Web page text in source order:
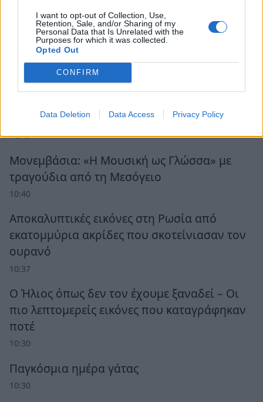
I want to opt-out of Collection, Use,
Retention, Sale, and/or Sharing of my
Personal Data that Is Unrelated with the
Purposes for which it was collected.
Opted Out
CONFIRM
Data Deletion Data Access Privacy Policy
Ροή Ειδήσεων
Το «κριντζ» και πώς να το αποφύγετε
10:45
Μονεμβάσια: «Η Μουσική ως Γλώσσα» με
τραγούδια από τη Μεσόγειο
10:40
Αποκαλυπτικές εικόνες στη Ρωσία από
εκατομμύρια ακρίδες που σκοτείνιασαν τον
ουρανό
10:37
Ο Ήλιος όπως δεν τον έχουμε ξαναδεί – Οι
πιο λεπτομερείς εικόνες που καταγράφηκαν
ποτέ
10:30
Παγκόσμια ημέρα γάτας
10:30